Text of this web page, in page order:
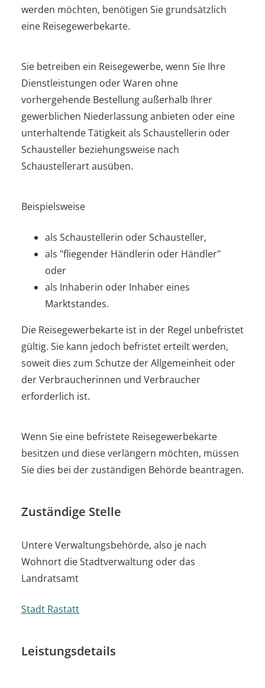
werden möchten, benötigen Sie grundsätzlich
eine Reisegewerbekarte.
Sie betreiben ein Reisegewerbe, wenn Sie Ihre
Dienstleistungen oder Waren ohne
vorhergehende Bestellung außerhalb Ihrer
gewerblichen Niederlassung anbieten oder eine
unterhaltende Tätigkeit als Schaustellerin oder
Schausteller beziehungsweise nach
Schaustellerart ausüben.
Beispielsweise
als Schaustellerin oder Schausteller,
als "fliegender Händlerin oder Händler"
oder
als Inhaberin oder Inhaber eines
Marktstandes.
Die Reisegewerbekarte ist in der Regel unbefristet
gültig. Sie kann jedoch befristet erteilt werden,
soweit dies zum Schutze der Allgemeinheit oder
der Verbraucherinnen und Verbraucher
erforderlich ist.
Wenn Sie eine befristete Reisegewerbekarte
besitzen und diese verlängern möchten, müssen
Sie dies bei der zuständigen Behörde beantragen.
Zuständige Stelle
Untere Verwaltungsbehörde, also je nach
Wohnort die Stadtverwaltung oder das
Landratsamt
Stadt Rastatt
Leistungsdetails